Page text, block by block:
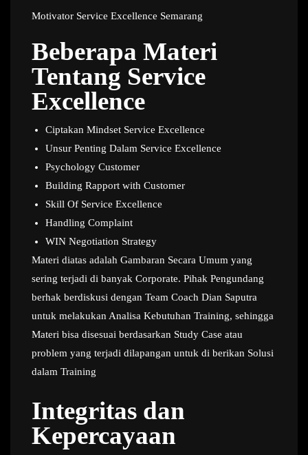
Motivator Service Excellence Semarang
Beberapa Materi
Tentang Service
Excellence
Ciptakan Mindset Service Excellence
Unsur Penting Dalam Service Excellence
Psychology Customer
Building Rapport with Customer
Skill Of Service Excellence
Handling Complaint
WIN Negotiation Strategy
Materi diatas adalah Gambaran Secara Umum yang
sering terjadi di banyak Corporate. Pihak Pengundang
berhak berdiskusi dengan Team Coach Dian Saputra
untuk melakukan Analisa Kebutuhan Training, sehingga
Materi bisa disesuai berdasarkan Study Case atau
problem yang terjadi dilapangan untuk di berikan Solusi
dalam Training
Integritas dan
Kepercayaan